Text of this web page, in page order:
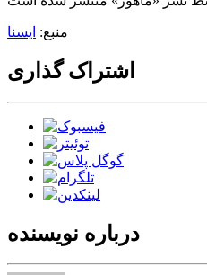
منبع: ایسنا
اشتراک گذاری
درباره نویسنده